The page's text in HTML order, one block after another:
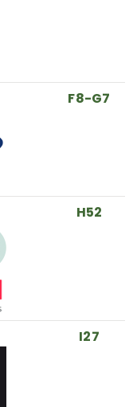
F8-G7
H52
I27